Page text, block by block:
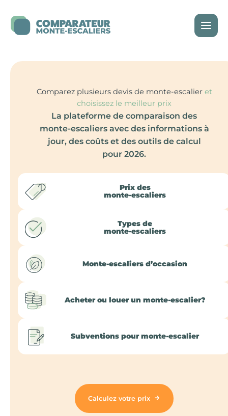
content
Comparez plusieurs devis de monte-escalieret
choisissez le meilleur prix
La plateforme de comparaison des
monte-escaliers avec des informations à
jour, des coûts et des outils de calcul
pour 2026.
Prix des
monte-escaliers
Types de
monte-escaliers
Monte-escaliers d’occasion
Acheter ou louer un monte-escalier?
Subventions pour monte-escalier
Calculez votre prix